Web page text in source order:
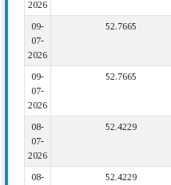
2026
09-
07-
2026
52.7665
09-
07-
2026
52.7665
08-
07-
2026
52.4229
08-
52.4229